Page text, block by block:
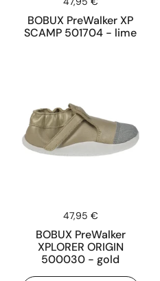
BOBUX PreWalker XP
SCAMP 501704 - lime
Preis:
47,95 €
BOBUX PreWalker
XPLORER ORIGIN
500030 - gold